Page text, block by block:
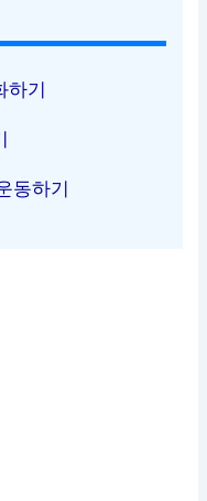
하기
동하기